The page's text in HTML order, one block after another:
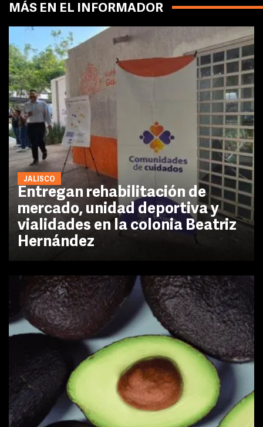
MÁS EN EL INFORMADOR
JALISCO
Entregan rehabilitación de
mercado, unidad deportiva y
vialidades en la colonia Beatriz
Hernández